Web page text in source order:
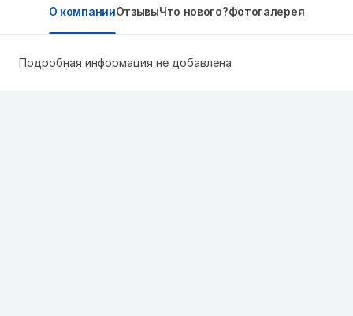
О компанииОтзывыЧто нового?Фотогалерея
Подробная информация не добавлена